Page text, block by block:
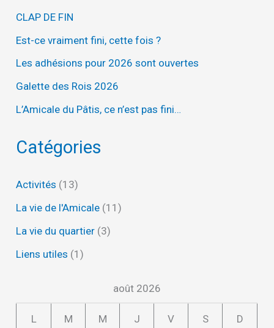
CLAP DE FIN
Est-ce vraiment fini, cette fois ?
Les adhésions pour 2026 sont ouvertes
Galette des Rois 2026
L’Amicale du Pâtis, ce n’est pas fini…
Catégories
Activités (13)
La vie de l'Amicale (11)
La vie du quartier (3)
Liens utiles (1)
août 2026
L M M J V S D